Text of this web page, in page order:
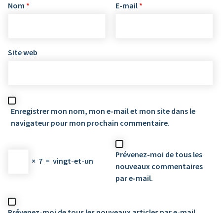
Nom * E-mail *
Site web
Enregistrer mon nom, mon e-mail et mon site dans le
navigateur pour mon prochain commentaire.
× 7 = vingt-et-un
Prévenez-moi de tous les
nouveaux commentaires
par e-mail.